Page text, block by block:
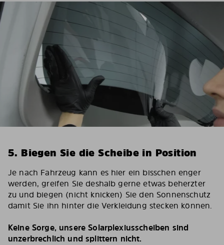
5. Biegen Sie die Scheibe in Position
Je nach Fahrzeug kann es hier ein bisschen enger
werden, greifen Sie deshalb gerne etwas beherzter
zu und biegen (nicht knicken) Sie den Sonnenschutz
damit Sie ihn hinter die Verkleidung stecken können.
Keine Sorge, unsere Solarplexiusscheiben sind
unzerbrechlich und splittern nicht.